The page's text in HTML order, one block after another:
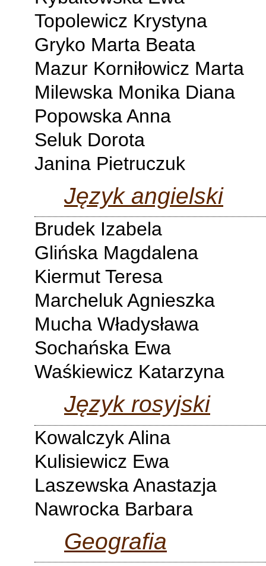
Topolewicz Krystyna
Gryko Marta Beata
Mazur Korniłowicz Marta
Milewska Monika Diana
Popowska Anna
Seluk Dorota
Janina Pietruczuk
Język angielski
Brudek Izabela
Glińska Magdalena
Kiermut Teresa
Marcheluk Agnieszka
Mucha Władysława
Sochańska Ewa
Waśkiewicz Katarzyna
Język rosyjski
Kowalczyk Alina
Kulisiewicz Ewa
Laszewska Anastazja
Nawrocka Barbara
Geografia